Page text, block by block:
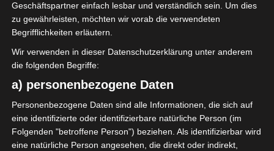
Der tunesische Fußballverband hat mitgeteilt, dass
die Saison 2026/27 der Ligue 2 am 19. und 20.
September 2026 beginnen wird.
Geschäftspartner einfach lesbar und verständlich sein. Um dies
zu gewährleisten, möchten wir vorab die verwendeten
Begrifflichkeiten erläutern.
Wir verwenden in dieser Datenschutzerklärung unter anderem
die folgenden Begriffe:
a) personenbezogene Daten
Personenbezogene Daten sind alle Informationen, die sich auf
eine identifizierte oder identifizierbare natürliche Person (im
Folgenden "betroffene Person") beziehen. Als identifizierbar wird
eine natürliche Person angesehen, die direkt oder indirekt,